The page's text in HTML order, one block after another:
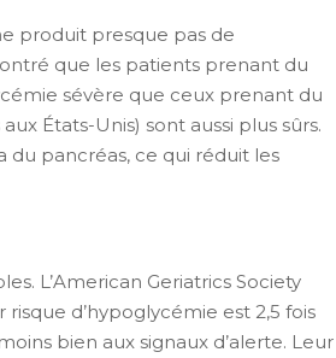
produit presque pas de
que les patients prenant du
sévère que ceux prenant du
États-Unis) sont aussi plus sûrs.
pancréas, ce qui réduit les
L’American Geriatrics Society
d’hypoglycémie est 2,5 fois
bien aux signaux d’alerte. Leur